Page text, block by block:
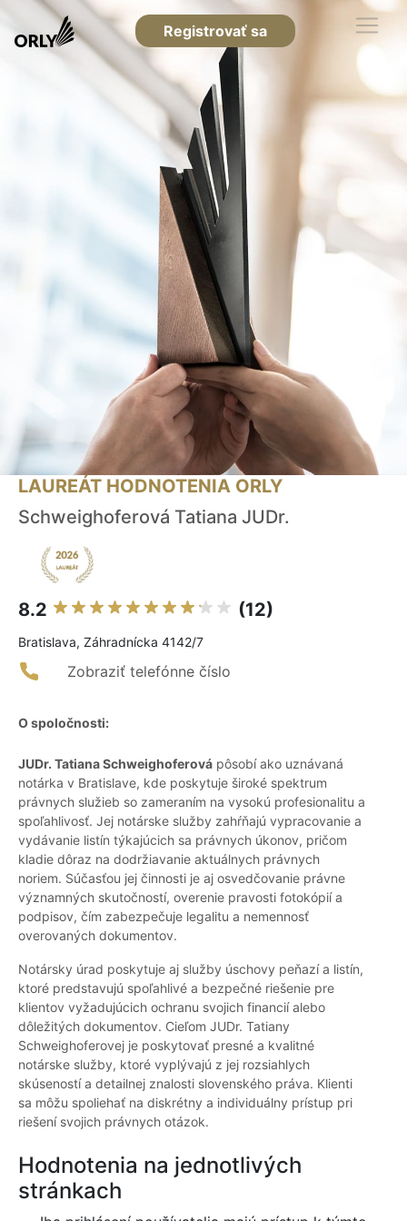
Registrovať sa
LAUREÁT HODNOTENIA ORLY
Schweighoferová Tatiana JUDr.
8.2 (12)
Bratislava, Záhradnícka 4142/7
Zobraziť telefónne číslo
O spoločnosti:
JUDr. Tatiana Schweighoferová pôsobí ako uznávaná
notárka v Bratislave, kde poskytuje široké spektrum
právnych služieb so zameraním na vysokú profesionalitu a
spoľahlivosť. Jej notárske služby zahŕňajú vypracovanie a
vydávanie listín týkajúcich sa právnych úkonov, pričom
kladie dôraz na dodržiavanie aktuálnych právnych
noriem. Súčasťou jej činnosti je aj osvedčovanie právne
významných skutočností, overenie pravosti fotokópií a
podpisov, čím zabezpečuje legalitu a nemennosť
overovaných dokumentov.
Notársky úrad poskytuje aj služby úschovy peňazí a listín,
ktoré predstavujú spoľahlivé a bezpečné riešenie pre
klientov vyžadujúcich ochranu svojich financií alebo
dôležitých dokumentov. Cieľom JUDr. Tatiany
Schweighoferovej je poskytovať presné a kvalitné
notárske služby, ktoré vyplývajú z jej rozsiahlych
skúseností a detailnej znalosti slovenského práva. Klienti
sa môžu spoliehať na diskrétny a individuálny prístup pri
riešení svojich právnych otázok.
Hodnotenia na jednotlivých
stránkach